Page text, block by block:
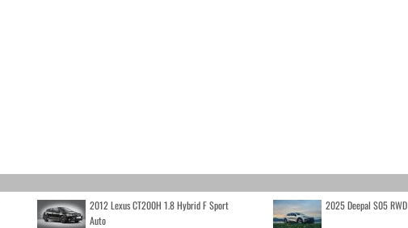
2012 Lexus CT200H 1.8 Hybrid F Sport
Auto
2025 Deepal S05 RWD